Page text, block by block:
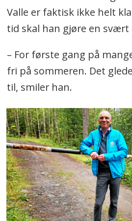
Valle er faktisk ikke helt
tid skal han gjøre en
– For første gang på
fri på sommeren. Det
til, smiler han.